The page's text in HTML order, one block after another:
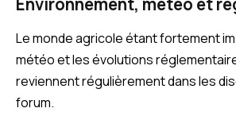
Le monde agricole étant fortement
météo et les évolutions
reviennent régulièrement dans les
forum.